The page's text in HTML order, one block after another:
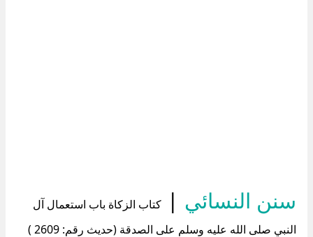
سنن النسائي |
كتاب الزكاة باب استعمال آل
النبي صلى الله عليه وسلم على الصدقة (حديث رقم: 2609 )